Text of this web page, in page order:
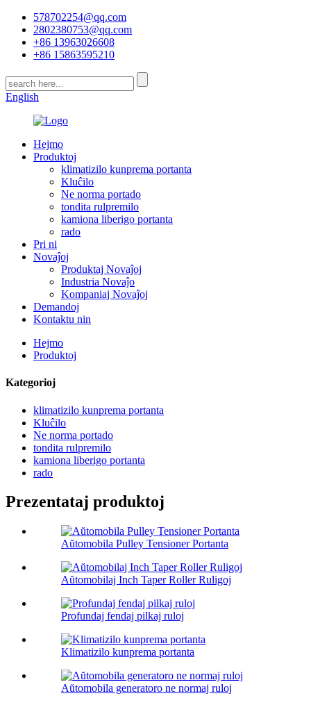
578702254@qq.com
2802380753@qq.com
+86 13963026608
+86 15863595210
English
Hejmo
Produktoj
klimatizilo kunprema portanta
Kluĉilo
Ne norma portado
tondita rulpremilo
kamiona liberigo portanta
rado
Pri ni
Novaĵoj
Produktaj Novaĵoj
Industria Novaĵo
Kompaniaj Novaĵoj
Demandoj
Kontaktu nin
Hejmo
Produktoj
Kategorioj
klimatizilo kunprema portanta
Kluĉilo
Ne norma portado
tondita rulpremilo
kamiona liberigo portanta
rado
Prezentataj produktoj
Aŭtomobila Pulley Tensioner Portanta
Aŭtomobilaj Inch Taper Roller Ruligoj
Profundaj fendaj pilkaj ruloj
Klimatizilo kunprema portanta
Aŭtomobila generatoro ne normaj ruloj